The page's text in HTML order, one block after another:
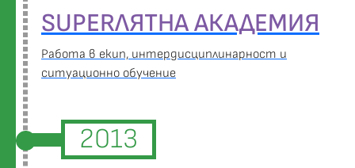
SUPERЛЯТНА АКАДЕМИЯ
Работа в екип, интердисциплинарност и
ситуационно обучение
2013